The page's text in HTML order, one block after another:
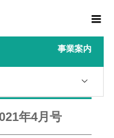
事業案内
年4月号